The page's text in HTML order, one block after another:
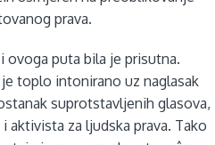
prava.
ovoga puta bila je prisutna.
toplo intonirano uz naglasak
suprotstavljenih glasova,
aktivista za ljudska prava. Tako